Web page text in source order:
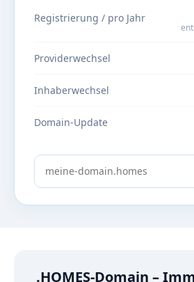
Registrierung / pro Jahr
Providerwechsel
Inhaberwechsel
Domain-Update
.HOMES-Domain –